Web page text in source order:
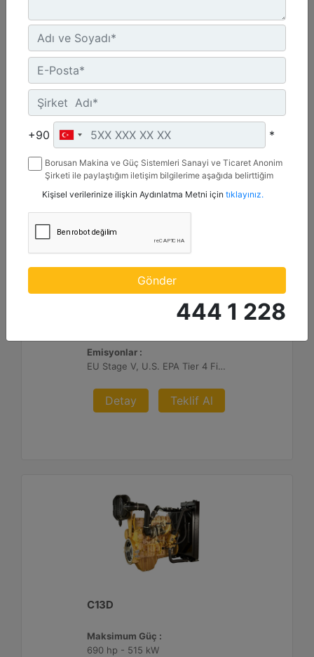
Detay
Maksimum Güç :
690 hp - 515 kW
Emisyonlar :
EU Stage V, U.S. EPA Tier 4 Final, Korea Stage V, Japan 2014, China NRIV
Detay Teklif Al
C13D
Maksimum Güç :
690 hp - 515 kW
+90 *
Borusan Makina ve Güç Sistemleri Sanayi ve Ticaret Anonim
Şirketi ile paylaştığım iletişim bilgilerime aşağıda belirttiğim
mesaj gönderilmesine izin veriyorum.
Kişisel verilerinize ilişkin Aydınlatma Metni için tıklayınız.
Gönder
444 1 228